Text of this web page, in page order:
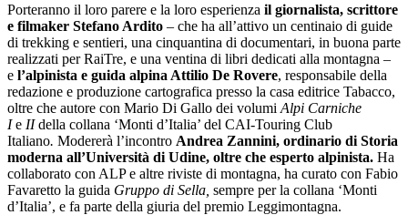
Porteranno il loro parere e la loro esperienza il giornalista, scrittore
e filmaker Stefano Ardito – che ha all’attivo un centinaio di guide
di trekking e sentieri, una cinquantina di documentari, in buona parte
realizzati per RaiTre, e una ventina di libri dedicati alla montagna –
e l’alpinista e guida alpina Attilio De Rovere, responsabile della
redazione e produzione cartografica presso la casa editrice Tabacco,
oltre che autore con Mario Di Gallo dei vo­lumi Alpi Carniche
Ie IIdella collana ‘Monti d’Italia’ del CAI-Touring Club
Italiano. Modererà l’incontro Andrea Zannini, ordinario di Storia
moderna all’Università di Udine, oltre che esperto alpinista. Ha
collaborato con ALP e altre riviste di montagna, ha curato con Fabio
Favaretto la guida Gruppo di Sella, sempre per la collana ‘Monti
d’Italia’, e fa parte della giuria del premio Leggimontagna.